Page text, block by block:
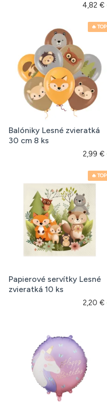
4,82 €
🔥 TOP
Balóniky Lesné zvieratká
30 cm 8 ks
2,99 €
🔥 TOP
Papierové servítky Lesné
zvieratká 10 ks
2,20 €